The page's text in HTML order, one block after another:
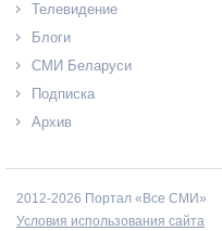
Телевидение
Блоги
СМИ Беларуси
Подписка
Архив
2012-2026 Портал «Все СМИ»
Условия использования сайта